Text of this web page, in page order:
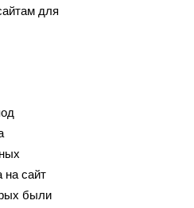
для
на сайт
были